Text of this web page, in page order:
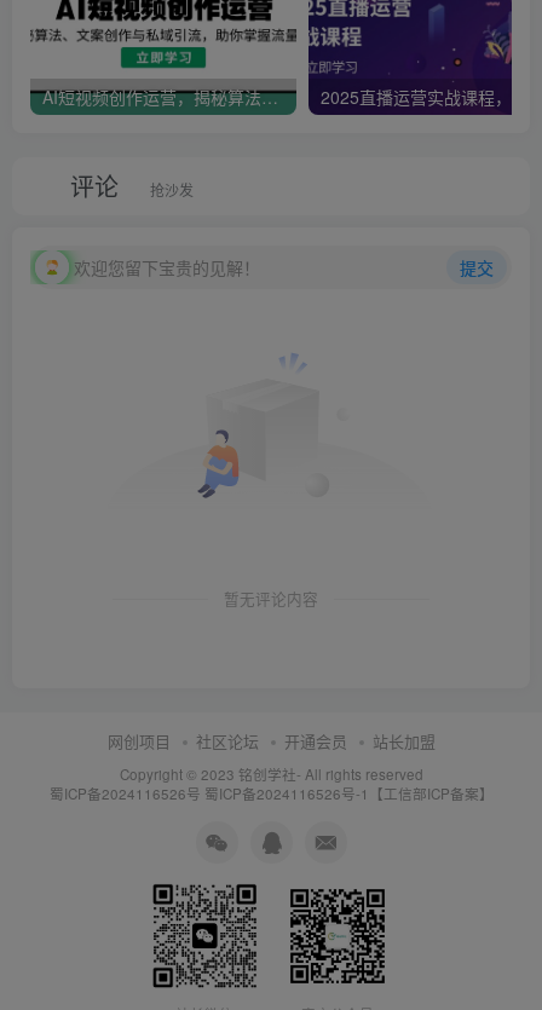
AI短视频创作运营，揭秘算法、文案创作与私域引流，助你掌握流量密码
评论 抢沙发
欢迎您留下宝贵的见解！ 提交
暂无评论内容
网创项目 社区论坛 开通会员 站长加盟
Copyright © 2023 铭创学社- All rights reserved
蜀ICP备2024116526号 蜀ICP备2024116526号-1【工信部ICP备案】